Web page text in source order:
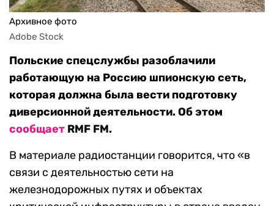
Архивное фото
Adobe Stock
Польские спецслужбы разоблачили
работающую на Россию шпионскую сеть,
которая должна была вести подготовку
диверсионной деятельности. Об этом
сообщает RMF FM.
В материале радиостанции говорится, что «в
связи с деятельностью сети на
железнодорожных путях и объектах